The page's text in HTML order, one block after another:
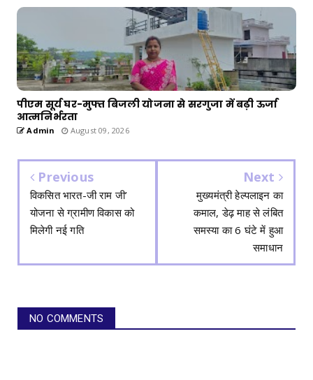
पीएम सूर्य घर-मुफ्त बिजली योजना से सरगुजा में बढ़ी ऊर्जा
आत्मनिर्भरता
Admin August 09, 2026
Previous
विकसित भारत-जी राम जी’
योजना से ग्रामीण विकास को
मिलेगी नई गति
Next
मुख्यमंत्री हेल्पलाइन का
कमाल, डेढ़ माह से लंबित
समस्या का 6 घंटे में हुआ
समाधान
NO COMMENTS